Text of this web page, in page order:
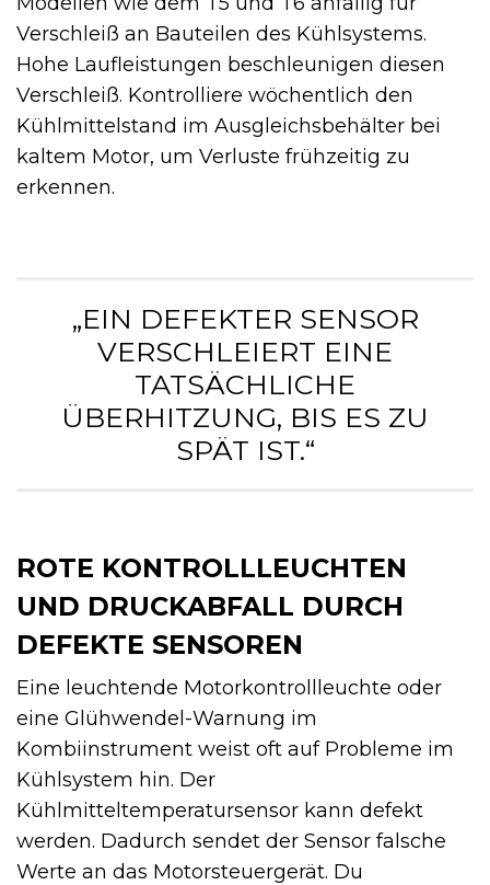
Verschleiß an Bauteilen des Kühlsystems.
Hohe Laufleistungen beschleunigen diesen
Verschleiß. Kontrolliere wöchentlich den
Kühlmittelstand im Ausgleichsbehälter bei
kaltem Motor, um Verluste frühzeitig zu
erkennen.
„EIN DEFEKTER SENSOR
VERSCHLEIERT EINE
TATSÄCHLICHE
ÜBERHITZUNG, BIS ES ZU
SPÄT IST.“
ROTE KONTROLLLEUCHTEN
UND DRUCKABFALL DURCH
DEFEKTE SENSOREN
Eine leuchtende Motorkontrollleuchte oder
eine Glühwendel-Warnung im
Kombiinstrument weist oft auf Probleme im
Kühlsystem hin. Der
Kühlmitteltemperatursensor kann defekt
werden. Dadurch sendet der Sensor falsche
Werte an das Motorsteuergerät. Du